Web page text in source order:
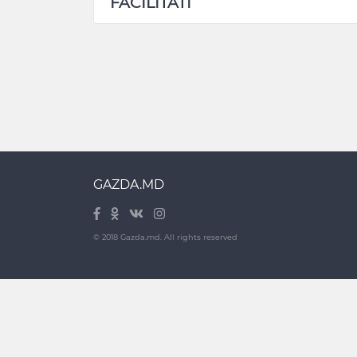
GAZDA.MD
© 2018 Gazda.md. All rights reserved